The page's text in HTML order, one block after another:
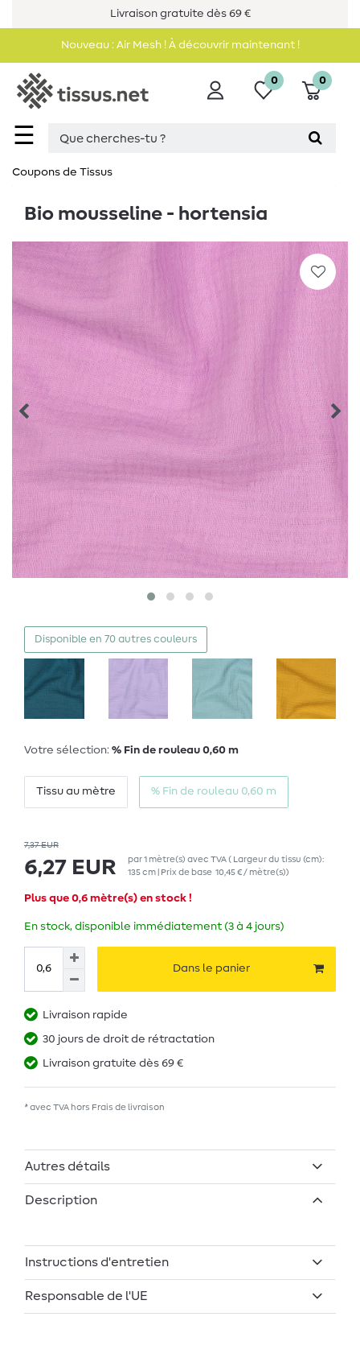
Livraison gratuite dès 69 €
Nouveau : Air Mesh ! À découvrir maintenant !
☰
0 0
Coupons de Tissus
Bio mousseline - hortensia
Disponible en 70 autres couleurs
Votre sélection: % Fin de rouleau 0,60 m
Tissu au mètre % Fin de rouleau 0,60 m
7,37 EUR
6,27 EUR par1 mètre(s) avec TVA( Largeur du tissu (cm):
135 cm | Prix de base 10,45 € / mètre(s))
Plus que 0,6 mètre(s) en stock !
En stock, disponible immédiatement (3 à 4 jours)
Dans le panier
Livraison rapide
30 jours de droit de rétractation
Livraison gratuite dès 69 €
* avec TVA hors Frais de livraison
Autres détails
Description
Instructions d'entretien
Responsable de l'UE